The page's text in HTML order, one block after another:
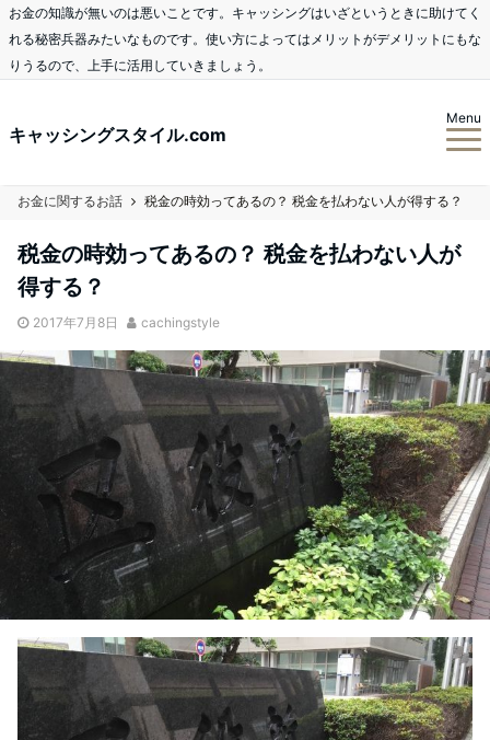
お金の知識が無いのは悪いことです。キャッシングはいざというときに助けてく
れる秘密兵器みたいなものです。使い方によってはメリットがデメリットにもな
りうるので、上手に活用していきましょう。
キャッシングスタイル.com
Menu
お金に関するお話 税金の時効ってあるの？ 税金を払わない人が得する？
税金の時効ってあるの？ 税金を払わない人が
得する？
2017年7月8日 cachingstyle